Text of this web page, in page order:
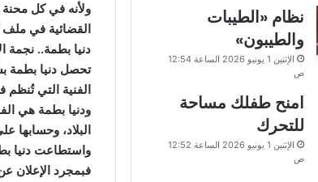
ولأنه في كل محنة
القضائية في ملف
دنيا بطمة.. نجمة
تحصل دنيا بطمة
الفنية التي
ودنيا بطمة هي
البلاد، وحسابها
واستطاعت دنيا
فبمجرد الإعلان
نظام «الطيبات
والطيبون»
الإثنين 1 يونيو 2026 الساعة 12:54
ص
امنح طفلك مساحة
للتحرك
الإثنين 1 يونيو 2026 الساعة 12:52
ص